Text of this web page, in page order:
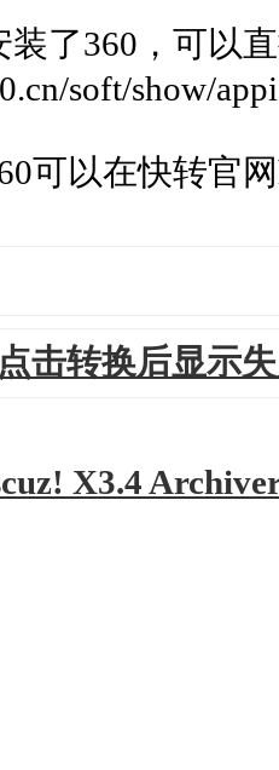
了360，可以
soft/show/
可以在快转官
点击转换后显示
X3.4